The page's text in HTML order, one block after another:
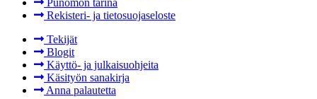
Rekisteri- ja tietosuojaseloste
Tekijät
Blogit
Käyttö- ja julkaisuohjeita
Käsityön sanakirja
Anna palautetta